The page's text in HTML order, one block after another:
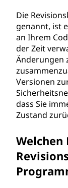
Die
genannt, ist
an Ihrem
der Zeit
Änderungen
Versionen
dass Sie
Zustand